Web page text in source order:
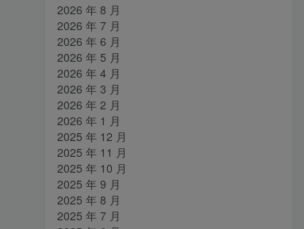
2026 年 8 月
2026 年 7 月
2026 年 6 月
2026 年 5 月
2026 年 4 月
2026 年 3 月
2026 年 2 月
2026 年 1 月
2025 年 12 月
2025 年 11 月
2025 年 10 月
2025 年 9 月
2025 年 8 月
2025 年 7 月